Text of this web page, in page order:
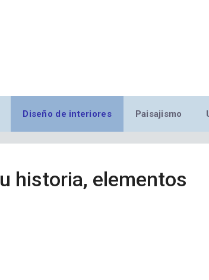
Diseño de interiores Paisajismo
historia, elementos